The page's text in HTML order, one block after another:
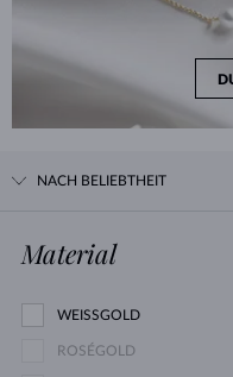
NACH BELIEBTHEIT
Material
WEISSGOLD
ROSÉGOLD